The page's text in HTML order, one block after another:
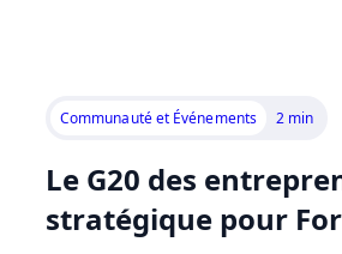
Communauté et Événements 2 min
Le G20 des
stratégique pour